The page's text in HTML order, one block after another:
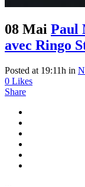
08 Mai Paul
avec Ringo
Posted at 19:11h in
0 Likes
Share